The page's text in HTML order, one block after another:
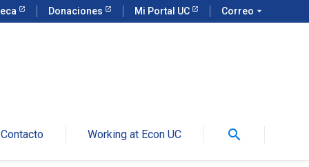
Donaciones Mi Portal UC Correo arrow_drop_down
Contacto Working at Econ UC search